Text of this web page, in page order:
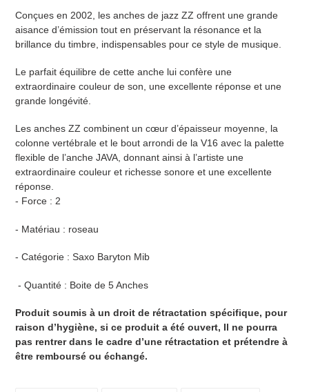
Conçues en 2002, les anches de jazz ZZ offrent une grande
aisance d’émission tout en préservant la résonance et la
brillance du timbre, indispensables pour ce style de musique.
Le parfait équilibre de cette anche lui confère une
extraordinaire couleur de son, une excellente réponse et une
grande longévité.
Les anches ZZ combinent un cœur d’épaisseur moyenne, la
colonne vertébrale et le bout arrondi de la V16 avec la palette
flexible de l’anche JAVA, donnant ainsi à l’artiste une
extraordinaire couleur et richesse sonore et une excellente
réponse.
- Force : 2
- Matériau : roseau
- Catégorie : Saxo Baryton Mib
- Quantité : Boite de 5 Anches
Produit soumis à un droit de rétractation spécifique, pour
raison d’hygiène, si ce produit a été ouvert, Il ne pourra
pas rentrer dans le cadre d’une rétractation et prétendre à
être remboursé ou échangé.